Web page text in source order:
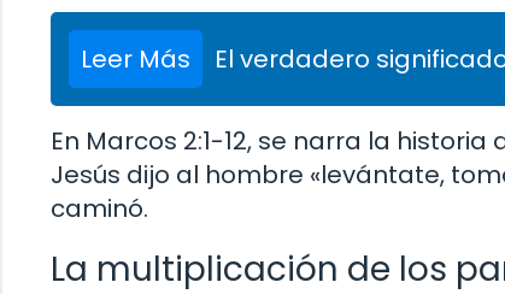
Leer Más El verdadero
En Marcos 2:1-12, se narra la
Jesús dijo al hombre «levántate,
caminó.
La multiplicación de los